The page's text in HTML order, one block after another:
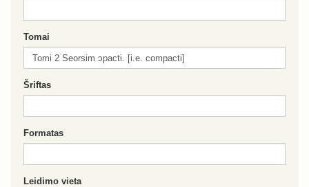
Tomai
Šriftas
Formatas
Leidimo vieta